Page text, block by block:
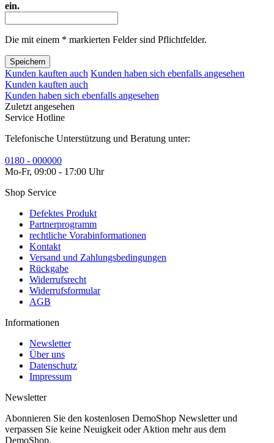
ein.
Die mit einem * markierten Felder sind Pflichtfelder.
Speichern
Kunden kauften auch Kunden haben sich ebenfalls angesehen
Kunden kauften auch
Kunden haben sich ebenfalls angesehen
Zuletzt angesehen
Service Hotline
Telefonische Unterstützung und Beratung unter:
0180 - 000000
Mo-Fr, 09:00 - 17:00 Uhr
Shop Service
Defektes Produkt
Partnerprogramm
rechtliche Vorabinformationen
Kontakt
Versand und Zahlungsbedingungen
Rückgabe
Widerrufsrecht
Widerrufsformular
AGB
Informationen
Newsletter
Über uns
Datenschutz
Impressum
Newsletter
Abonnieren Sie den kostenlosen DemoShop Newsletter und
verpassen Sie keine Neuigkeit oder Aktion mehr aus dem
DemoShop.